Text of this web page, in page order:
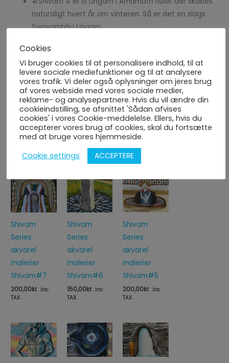
naturaligt hvert år om vinteren. Så er det en slags
Swayambhu Lingam
Indien
#Shivam 6 er en naturskabt Lingam i Ireland
#Shivam 7 er Kalyanasundaresar tempels Lingam i
Nallur, Tamil Nadu i Indien. det er mennekeskabte
Lingam. Alligevel siger folke at Lingam ændrer farven
fem gange hver dag
Du kunne også være interesseret i...
Shivam
Series
akvarel
malerier
Shivam#7
200,00kr. inc
TAX
Shivam
Series
akvarel
malerier
Shivam#6
150,00kr. inc
TAX
Shivam
Series
akvarel
malerier
Shivam#5
200,00kr. inc
TAX
Cookies
Vi bruger cookies til at personalisere indhold, til at
levere sociale mediefunktioner og til at analysere
vores trafik. Vi deler også oplysninger om jeres brug
af vores webside med vores sociale medier,
reklame- og analysepartnere. Hvis du vil ændre din
cookieindstilling, se afsnittet 'Sådan afvises
cookies' i vores Cookie-meddelelse. Ellers, hvis du
accepterer vores brug af cookies, skal du fortsætte
med at bruge vores hjemmeside.
Cookie settings
ACCEPTERE